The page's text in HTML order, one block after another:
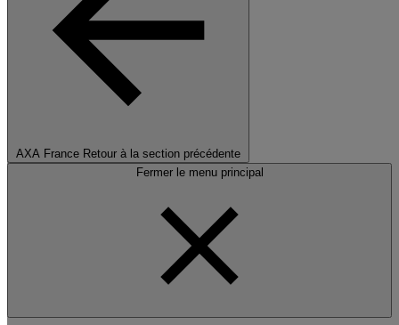
AXA France Retour à la section précédente
Fermer le menu principal